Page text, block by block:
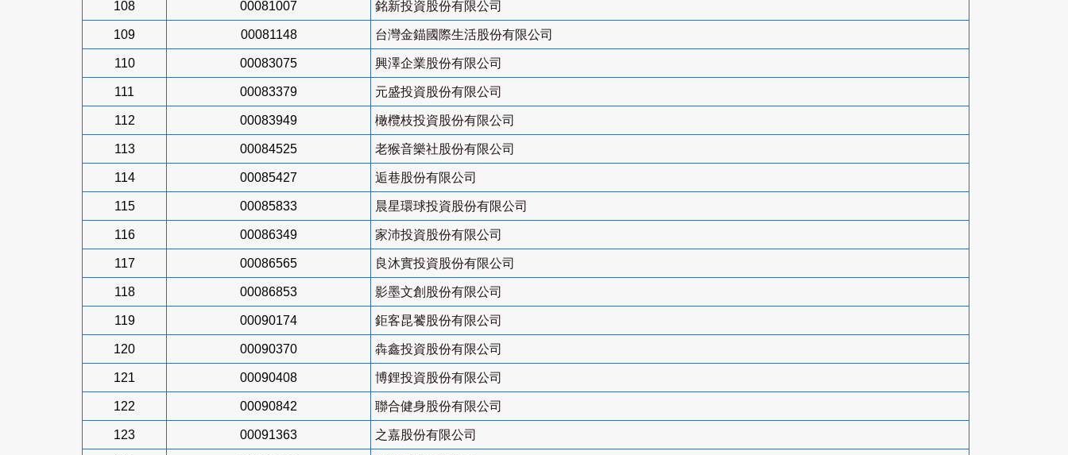
108 00081007 銘新投資股份有限公司
109 00081148 台灣金錨國際生活股份有限公司
110 00083075 興澤企業股份有限公司
111 00083379 元盛投資股份有限公司
112 00083949 橄欖枝投資股份有限公司
113 00084525 老猴音樂社股份有限公司
114 00085427 逅巷股份有限公司
115 00085833 晨星環球投資股份有限公司
116 00086349 家沛投資股份有限公司
117 00086565 良沐實投資股份有限公司
118 00086853 影墨文創股份有限公司
119 00090174 鉅客昆饕股份有限公司
120 00090370 犇鑫投資股份有限公司
121 00090408 博鋰投資股份有限公司
122 00090842 聯合健身股份有限公司
123 00091363 之嘉股份有限公司